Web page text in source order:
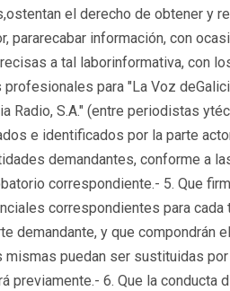
el derecho de obtener y
pararecabar información, con
a tal laborinformativa, con
para "La Voz
S.A." (entre periodistas
e identificados por la parte
demandantes, conforme a
correspondiente.- 5. Que
correspondientes para cada
demandante, y que compondrán
puedan ser sustituidas
previamente.- 6. Que la conducta